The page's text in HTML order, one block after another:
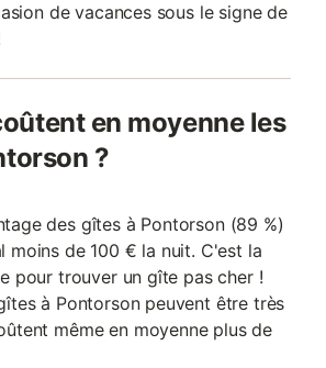
de vacances sous le signe de
en moyenne les
?
des gîtes à Pontorson (89 %)
moins de 100 € la nuit. C'est la
pour trouver un gîte pas cher !
à Pontorson peuvent être très
même en moyenne plus de